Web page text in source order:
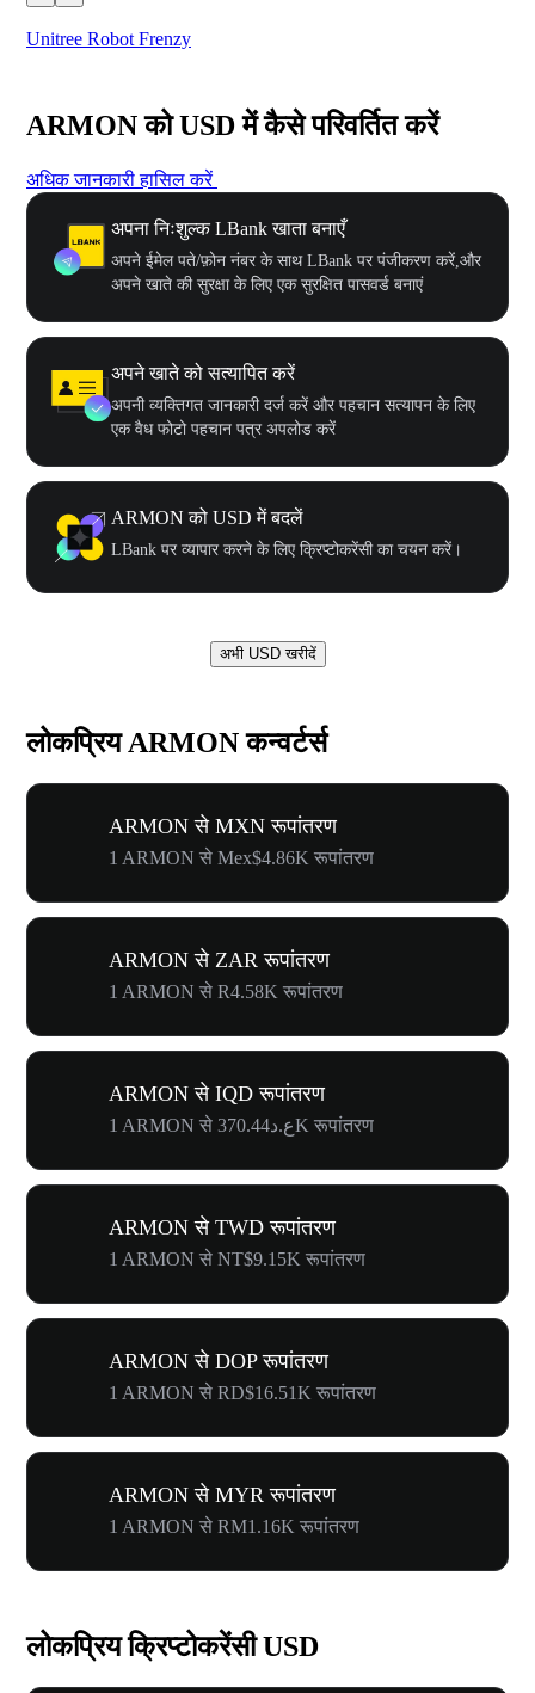
Unitree Robot Frenzy
ARMON को USD में कैसे परिवर्तित करें
अधिक जानकारी हासिल करें
अपना निःशुल्क LBank खाता बनाएँ
अपने ईमेल पते/फ़ोन नंबर के साथ LBank पर पंजीकरण करें,और
अपने खाते की सुरक्षा के लिए एक सुरक्षित पासवर्ड बनाएं
अपने खाते को सत्यापित करें
अपनी व्यक्तिगत जानकारी दर्ज करें और पहचान सत्यापन के लिए
एक वैध फोटो पहचान पत्र अपलोड करें
ARMON को USD में बदलें
LBank पर व्यापार करने के लिए क्रिप्टोकरेंसी का चयन करें।
अभी USD खरीदें
लोकप्रिय ARMON कन्वर्टर्स
ARMON से MXN रूपांतरण
1 ARMON से Mex$4.86K रूपांतरण
ARMON से ZAR रूपांतरण
1 ARMON से R4.58K रूपांतरण
ARMON से IQD रूपांतरण
1 ARMON से ع.د370.44K रूपांतरण
ARMON से TWD रूपांतरण
1 ARMON से NT$9.15K रूपांतरण
ARMON से DOP रूपांतरण
1 ARMON से RD$16.51K रूपांतरण
ARMON से MYR रूपांतरण
1 ARMON से RM1.16K रूपांतरण
लोकप्रिय क्रिप्टोकरेंसी USD